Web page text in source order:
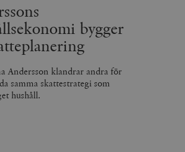
bygger
Andersson klandrar andra för
samma skattestrategi som
hushåll.